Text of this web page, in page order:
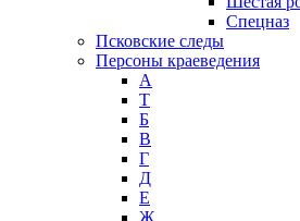
Спецназ
Псковские следы
Персоны краеведения
А
T
Б
В
Г
Д
Е
Ж